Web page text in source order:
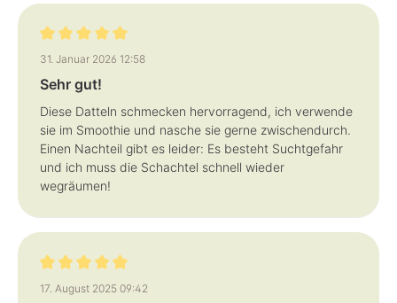
Bewertung mit 5 von 5 Sternen
31. Januar 2026 12:58
Sehr gut!
Diese Datteln schmecken hervorragend, ich verwende
sie im Smoothie und nasche sie gerne zwischendurch.
Einen Nachteil gibt es leider: Es besteht Suchtgefahr
und ich muss die Schachtel schnell wieder
wegräumen!
Bewertung mit 5 von 5 Sternen
17. August 2025 09:42